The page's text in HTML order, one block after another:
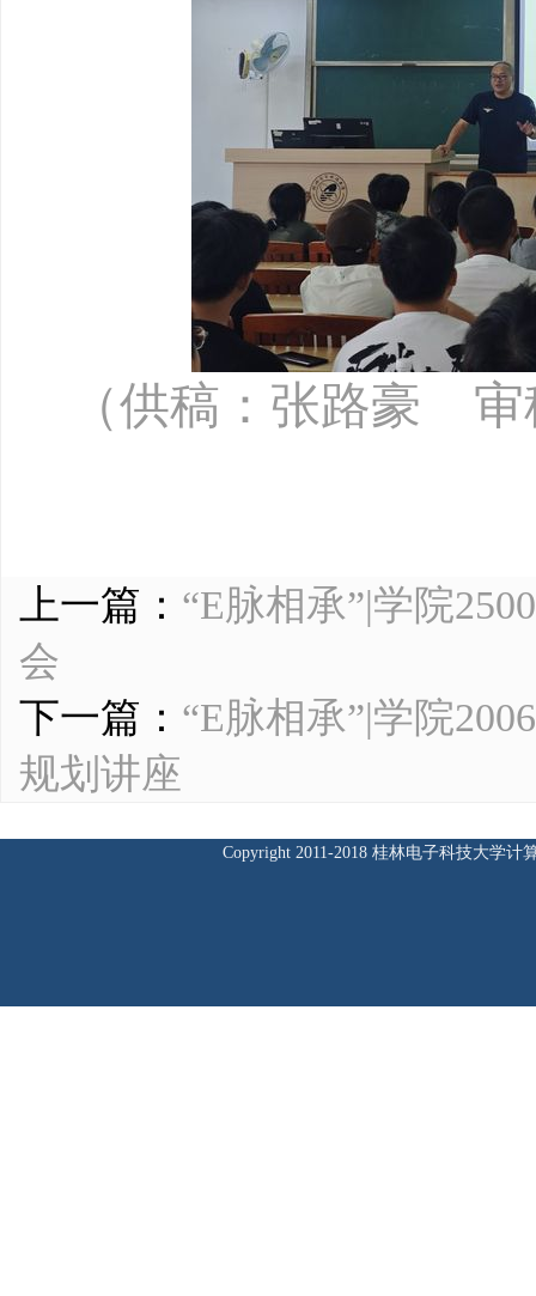
（供稿：张路豪
上一篇： “E脉相承”|学院
会
下一篇： “E脉相承”|学院
规划讲座
Copyright 2011-2018 桂林电子科技大学